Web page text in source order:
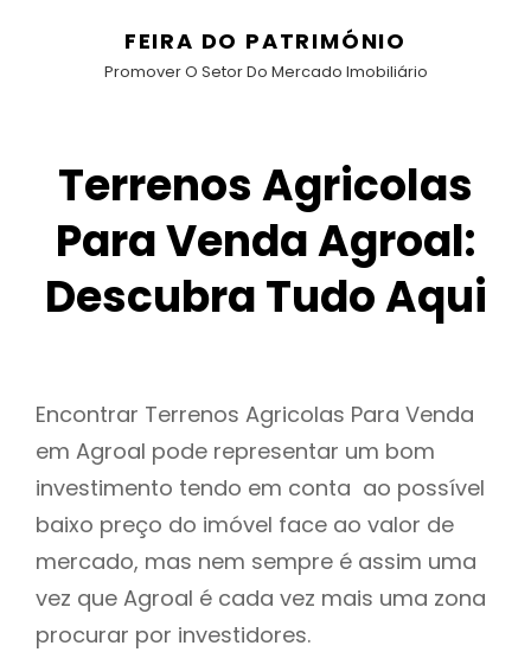
FEIRA DO PATRIMÓNIO
Promover O Setor Do Mercado Imobiliário
Terrenos Agricolas
Para Venda Agroal:
Descubra Tudo Aqui
Encontrar Terrenos Agricolas Para Venda
em Agroal pode representar um bom
investimento tendo em conta ao possível
baixo preço do imóvel face ao valor de
mercado, mas nem sempre é assim uma
vez que Agroal é cada vez mais uma zona
procurar por investidores.